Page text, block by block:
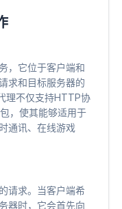
，它位于客户端和
求和目标服务器的
理不仅支持HTTP协
，使其能够适用于
通讯、在线游戏
请求。当客户端希
器时，它会首先向